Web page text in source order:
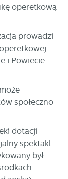
operetkową
prowadzi
i Powiecie
społeczno-
dotacji
spektakl
był